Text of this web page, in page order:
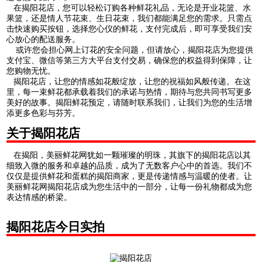
在揭阳花店，您可以轻松订购各种鲜花礼品，无论是开业花篮、水
果篮，还是情人节花束、生日花束，我们都能满足您的需求。只需点
击快速购买按钮，选择您心仪的鲜花，支付完成后，即可享受我们安
心放心的配送服务。
或许您会担心网上订花的安全问题，但请放心，揭阳花店为您提供
支付宝、微信等第三方大平台支付交易，确保您的权益得到保障，让
您购物无忧。
揭阳花店，让您的情感如花般绽放，让您的祝福如风般传递。在这
里，每一束鲜花都承载着我们的承诺与热情，期待与您共同书写更多
美好的故事。揭阳鲜花预定，请随时联系我们，让我们为您的生活增
添更多色彩与芬芳。
关于揭阳花店
在揭阳，美丽鲜花网犹如一颗璀璨的明珠，其旗下的揭阳花店以其
细致入微的服务和卓越的品质，成为了无数客户心中的首选。我们不
仅仅是提供鲜花和蛋糕的揭阳商家，更是传递情感与温暖的使者。让
美丽鲜花网揭阳花店成为您生活中的一部分，让每一份礼物都成为您
表达情感的桥梁。
揭阳花店今日实拍